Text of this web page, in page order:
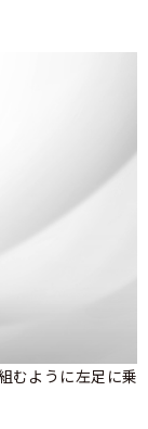
むように左足に乗